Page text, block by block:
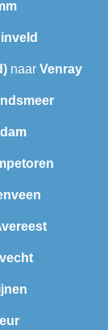
naar Venray